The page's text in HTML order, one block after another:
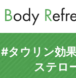
#タウリン効
ステロ